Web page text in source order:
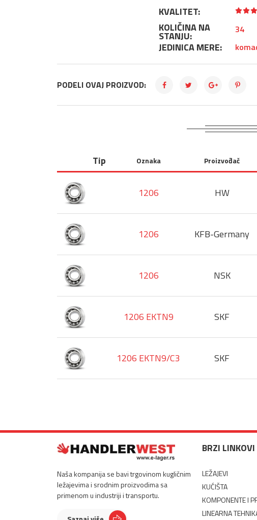
KVALITET:
KOLIČINA NA
STANJU: 34
JEDINICA MERE:
PODELI OVAJ PROIZVOD:
Tip Oznaka Proizvođač
1206 HW
1206 KFB-Germany
1206 NSK
1206 EKTN9 SKF
1206 EKTN9/C3 SKF
Naša kompanija se bavi trgovinom kugličnim
ležajevima i srodnim proizvodima sa
primenom u industriji i transportu.
BRZI LINKOVI
LEŽAJEVI
KUĆIŠTA
KOMPONENTE I
LINEARNA